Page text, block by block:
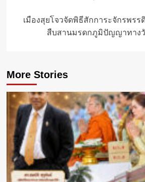
เมืองสุยโจวจัดพิธีสักการะจักรพรร
สืบสานมรดกภูมิปัญญาทาง
More Stories